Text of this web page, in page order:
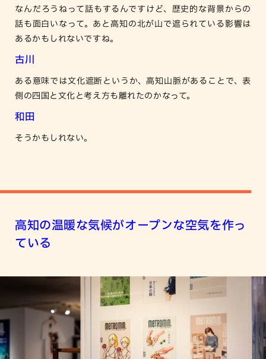
なんだろうねって話もするんですけど、歴史的な背景からの
話も面白いなって。あと高知の北が山で遮られている影響は
あるかもしれないですね。
古川
ある意味では文化遮断というか、高知山脈があることで、表
側の四国と文化と考え方も離れたのかなって。
和田
そうかもしれない。
高知の温暖な気候がオープンな空気を作っ
ている